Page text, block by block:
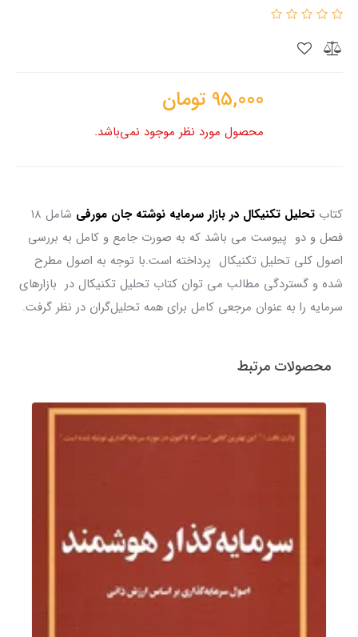
95,000 تومان
محصول مورد نظر موجود نمی‌باشد.
کتاب تحلیل تکنیکال در بازار سرمایه نوشته جان مورفی
شامل ۱۸
فصل و دو پیوست می باشد که به صورت جامع و کامل به بررسی
اصول کلی تحلیل تکنیکال پرداخته است.با توجه به اصول مطرح
شده و گستردگی مطالب می توان کتاب تحلیل تکنیکال در بازارهای
سرمایه را به عنوان مرجعی کامل برای همه تحلیل‌گران در نظر گرفت.
محصولات مرتبط